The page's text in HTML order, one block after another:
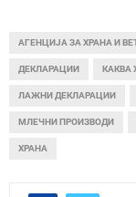
АГЕНЦИЈА ЗА ХРАНА И
ДЕКЛАРАЦИИ КАКВА
ЛАЖНИ ДЕКЛАРАЦИИ
МЛЕЧНИ ПРОИЗВОДИ
ХРАНА